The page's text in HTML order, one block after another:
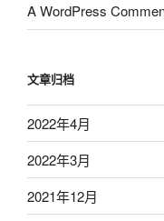
A WordPress
文章归档
2022年4月
2022年3月
2021年12月